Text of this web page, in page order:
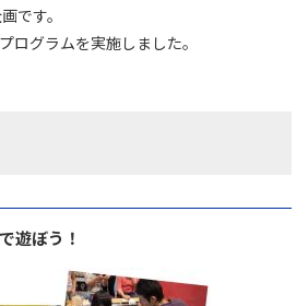
です。
ログラムを実施しました。
遊ぼう！